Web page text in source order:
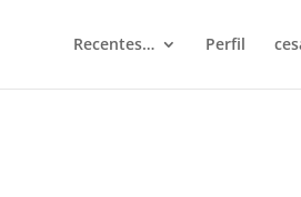
Recentes… Perfil